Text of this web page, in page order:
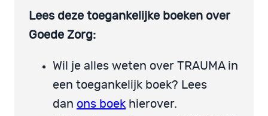
Lees deze toegankelijke boeken over
Goede Zorg:
Wil je alles weten over TRAUMA in
een toegankelijk boek? Lees
dan ons boek hierover.